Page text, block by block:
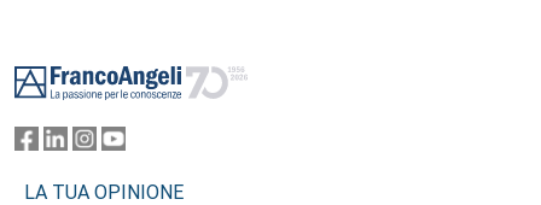
LA TUA OPINIONE